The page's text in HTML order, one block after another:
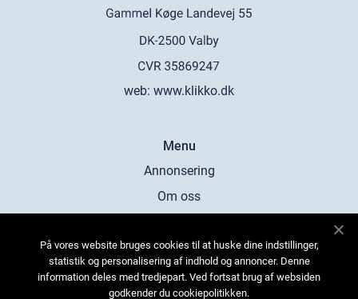
web: www.klikko.dk
Menu
Annonsering
Om oss
Kontakta oss
Sitemap
På vores website bruges cookies til at huske dine indstillinger,
statistik og personalisering af indhold og annoncer. Denne
information deles med tredjepart. Ved fortsat brug af websiden
godkender du cookiepolitikken.